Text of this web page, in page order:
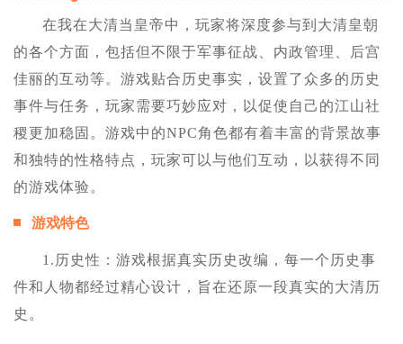
在我在大清当皇帝中，玩家将深度参与到大清皇朝
的各个方面，包括但不限于军事征战、内政管理、后宫
佳丽的互动等。游戏贴合历史事实，设置了众多的历史
事件与任务，玩家需要巧妙应对，以促使自己的江山社
稷更加稳固。游戏中的NPC角色都有着丰富的背景故事
和独特的性格特点，玩家可以与他们互动，以获得不同
的游戏体验。
游戏特色
1.历史性：游戏根据真实历史改编，每一个历史事
件和人物都经过精心设计，旨在还原一段真实的大清历
史。